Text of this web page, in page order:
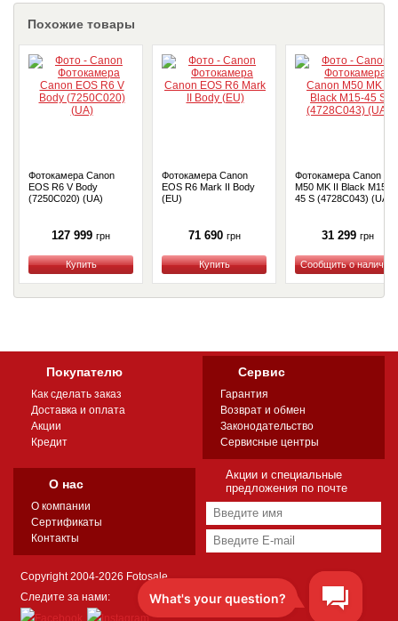
Похожие товары
Фотокамера Canon
EOS R6 V Body
(7250C020) (UA)
127 999 грн
Купить
Фотокамера Canon
EOS R6 Mark II Body
(EU)
71 690 грн
Купить
Фотокамера Canon
M50 MK II Black M15-
45 S (4728C043) (UA)
31 299 грн
Купить
Покупателю
Как сделать заказ
Доставка и оплата
Акции
Кредит
Сервис
Гарантия
Возврат и обмен
Законодательство
Сервисные центры
О нас
О компании
Сертификаты
Контакты
Акции и специальные
предложения по почте
Copyright 2004-2026 Fotosale
Следите за нами: